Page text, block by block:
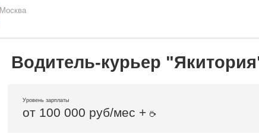
Москва
Водитель-курьер
Уровень зарплаты
от 100 000 руб/мес +